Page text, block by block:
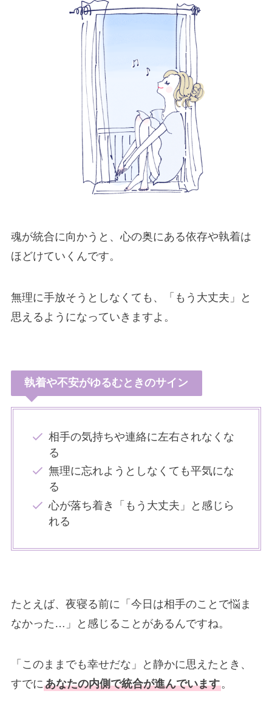
魂が統合に向かうと、心の奥にある依存や執着は
ほどけていくんです。
無理に手放そうとしなくても、「もう大丈夫」と
思えるようになっていきますよ。
執着や不安がゆるむときのサイン
相手の気持ちや連絡に左右されなくな
る
無理に忘れようとしなくても平気にな
る
心が落ち着き「もう大丈夫」と感じら
れる
たとえば、夜寝る前に「今日は相手のことで悩ま
なかった…」と感じることがあるんですね。
「このままでも幸せだな」と静かに思えたとき、
すでにあなたの内側で統合が進んでいます。